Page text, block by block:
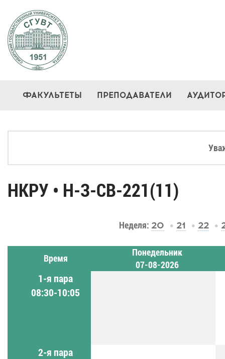
ФАКУЛЬТЕТЫ ПРЕПОДАВАТЕЛИ
НКРУ • Н-З-СВ-221(11)
Неделя: 20 21 22
Время
Понедельник
07-08-2026
1-я пара
08:30-10:05
2-я пара